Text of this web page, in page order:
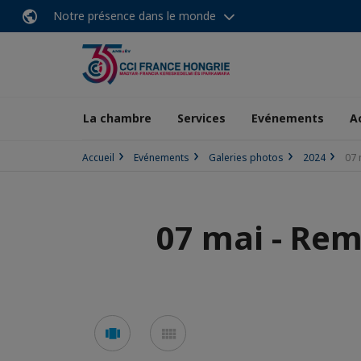
Notre présence dans le monde
La chambre Services Evénements
Accueil Evénements Galeries photos 2024 07
07 mai -
Voir
en
en